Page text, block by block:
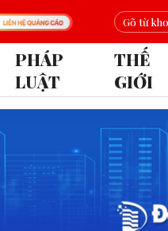
PHÁP
LUẬT
THẾ
GIỚI